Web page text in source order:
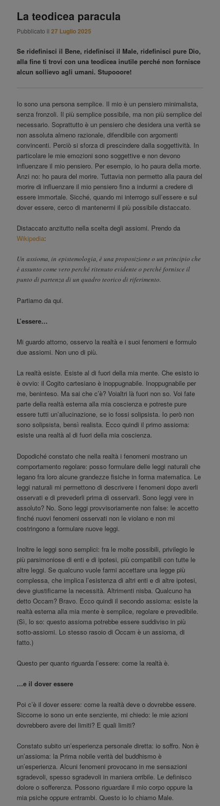
La teodicea paracula
Pubblicato il27 Luglio 2025
Se ridefinisci il Bene, ridefinisci il Male, ridefinisci pure Dio,
alla fine ti trovi con una teodicea inutile perché non fornisce
alcun sollievo agli umani. Stupooore!
Io sono una persona semplice. Il mio è un pensiero minimalista,
senza fronzoli. Il più semplice possibile, ma non più semplice del
necessario. Soprattutto è un pensiero che desidera una verità se
non assoluta almeno razionale, difendibile con argomenti
convincenti. Perciò si sforza di prescindere dalla soggettività. In
particolare le mie emozioni sono soggettive e non devono
influenzare il mio pensiero. Per esempio, io ho paura della morte.
Anzi no: ho paura del morire. Tuttavia non permetto alla paura del
morire di influenzare il mio pensiero fino a indurmi a credere di
essere immortale. Sicché, quando mi interrogo sull’essere e sul
dover essere, cerco di mantenermi il più possibile distaccato.
Distaccato anzitutto nella scelta degli assiomi. Prendo da
Wikipedia:
Un assioma, in epistemologia, è una proposizione o un principio che
è assunto come vero perché ritenuto evidente o perché fornisce il
punto di partenza di un quadro teorico di riferimento.
Partiamo da qui.
L’essere…
Mi guardo attorno, osservo la realtà e i suoi fenomeni e formulo
due assiomi. Non uno di più.
La realtà esiste. Esiste al di fuori della mia mente. Che esisto io
è ovvio: il Cogito cartesiano è inoppugnabile. Inoppugnabile per
me, beninteso. Ma sai che c’è? Voialtri là fuori non so. Voi fate
parte della realtà esterna alla mia coscienza e potreste pure
essere tutti un’allucinazione, se io fossi solipsista. Io però non
sono solipsista, bensì realista. Ecco quindi il primo assioma:
esiste una realtà al di fuori della mia coscienza.
Dopodiché constato che nella realtà i fenomeni mostrano un
comportamento regolare: posso formulare delle leggi naturali che
legano fra loro alcune grandezze fisiche in forma matematica. Le
leggi naturali mi permettono di descrivere i fenomeni dopo averli
osservati e di prevederli prima di osservarli. Sono leggi vere in
assoluto? No. Sono leggi provvisoriamente non false: le accetto
finché nuovi fenomeni osservati non le violano e non mi
costringono a formulare nuove leggi.
Inoltre le leggi sono semplici: fra le molte possibili, privilegio le
più parsimoniose di enti e di ipotesi, più compatibili con tutte le
altre leggi. Se qualcuno vuole farmi accettare una legge più
complessa, che implica l’esistenza di altri enti e di altre ipotesi,
deve giustificarne la necessità. Altrimenti nisba. Qualcuno ha
detto Occam? Bravo. Ecco quindi il secondo assioma: esiste la
realtà esterna alla mia mente è semplice, regolare e prevedibile.
(Sì, lo so: questo assioma potrebbe essere suddiviso in più
sotto-assiomi. Lo stesso rasoio di Occam è un assioma, di
fatto.)
Questo per quanto riguarda l’essere: come la realtà è.
…e il dover essere
Poi c’è il dover essere: come la realtà deve o dovrebbe essere.
Siccome io sono un ente senziente, mi chiedo: le mie azioni
dovrebbero avere dei limiti? E quali limiti?
Constato subito un’esperienza personale diretta: io soffro. Non è
un’assioma: la Prima nobile verità del buddhismo è
un’esperienza. Alcuni fenomeni provocano in me sensazioni
sgradevoli, spesso sgradevoli in maniera orribile. Le definisco
dolore o sofferenza. Possono riguardare il mio corpo oppure la
mia psiche oppure entrambi. Questo io lo chiamo Male.